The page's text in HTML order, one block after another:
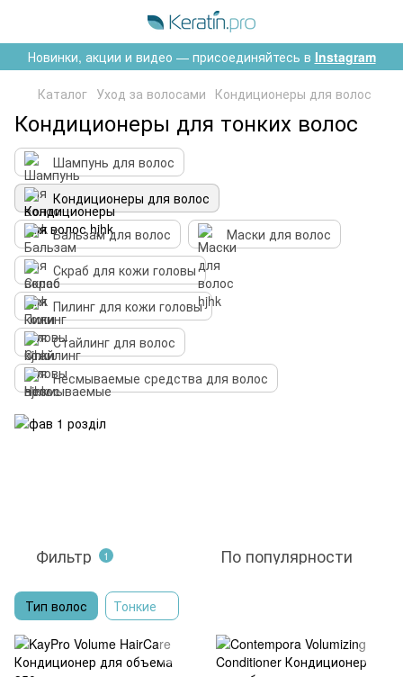
Новинки, акции и видео — присоединяйтесь в Instagram
Каталог Уход за волосами Кондиционеры для волос
Кондиционеры для тонких волос
Шампунь для волос
Кондиционеры для волос
Бальзам для волос
Маски для волос
Скраб для кожи головы
Пилинг для кожи головы
Стайлинг для волос
Несмываемые средства для волос
Фильтр 1 По популярности
Тип волос Тонкие